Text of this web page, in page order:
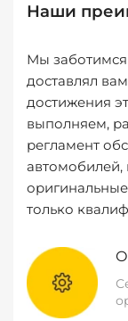
Наши
Мы
доставлял
достижения
выполняем,
регламент
автомобилей,
только